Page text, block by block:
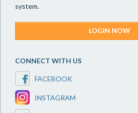
system.
LOGIN NOW
CONNECT WITH US
FACEBOOK
INSTAGRAM